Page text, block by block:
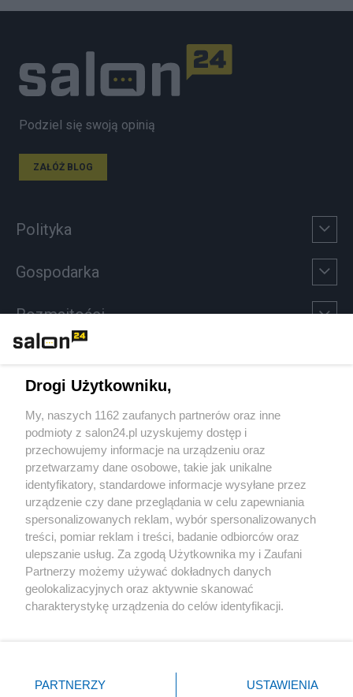
Podziel się swoją opinią
ZAŁÓŻ BLOG
Polityka
Gospodarka
Rozmaitości
Sport
Społeczeństwo
Kultura
X Facebook Instagram Youtube
Drogi Użytkowniku,
My, naszych 1162 zaufanych partnerów oraz inne
podmioty z salon24.pl uzyskujemy dostęp i
przechowujemy informacje na urządzeniu oraz
przetwarzamy dane osobowe, takie jak unikalne
identyfikatory, standardowe informacje wysyłane przez
urządzenie czy dane przeglądania w celu zapewniania
spersonalizowanych reklam, wybór spersonalizowanych
treści, pomiar reklam i treści, badanie odbiorców oraz
ulepszanie usług. Za zgodą Użytkownika my i Zaufani
Partnerzy możemy używać dokładnych danych
geolokalizacyjnych oraz aktywnie skanować
charakterystykę urządzenia do celów identyfikacji.
zmienić/wycofać klikając przycisk ustawień prywatności
PARTNERZY USTAWIENIA